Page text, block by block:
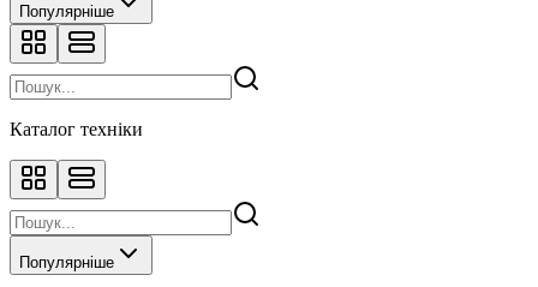
Популярніше
Каталог техніки
Популярніше